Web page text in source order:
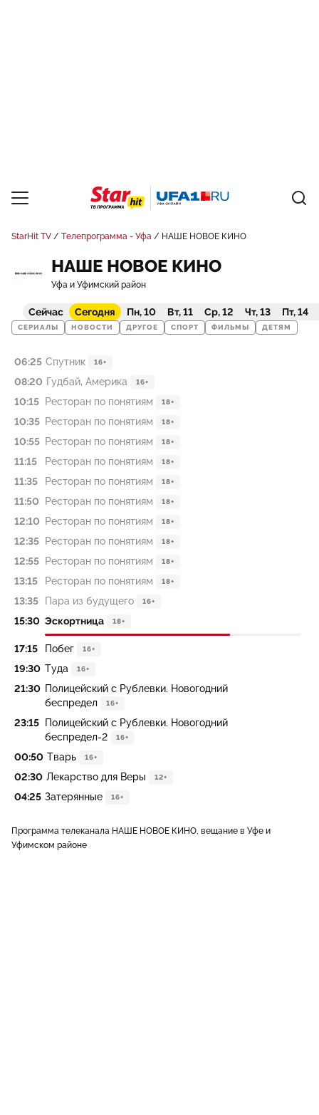
StarHit TV Телепрограмма - Уфа НАШЕ НОВОЕ КИНО
НАШЕ НОВОЕ КИНО
Уфа и Уфимский район
Сейчас Сегодня Пн, 10 Вт, 11 Ср, 12 Чт, 13 Пт, 14
СЕРИАЛЫ НОВОСТИ ДРУГОЕ СПОРТ ФИЛЬМЫ ДЕТЯМ
06:25 Спутник 16+
08:20 Гудбай, Америка 16+
10:15 Ресторан по понятиям 18+
10:35 Ресторан по понятиям 18+
10:55 Ресторан по понятиям 18+
11:15 Ресторан по понятиям 18+
11:35 Ресторан по понятиям 18+
11:50 Ресторан по понятиям 18+
12:10 Ресторан по понятиям 18+
12:35 Ресторан по понятиям 18+
12:55 Ресторан по понятиям 18+
13:15 Ресторан по понятиям 18+
13:35 Пара из будущего 16+
15:30 Эскортница 18+
17:15 Побег 16+
19:30 Туда 16+
21:30 Полицейский с Рублевки. Новогодний
беспредел
16+
23:15
Полицейский с Рублевки. Новогодний
беспредел-2
16+
00:50 Тварь 16+
02:30 Лекарство для Веры 12+
04:25 Затерянные 16+
Программа телеканала НАШЕ НОВОЕ КИНО, вещание в Уфе и
Уфимском районе